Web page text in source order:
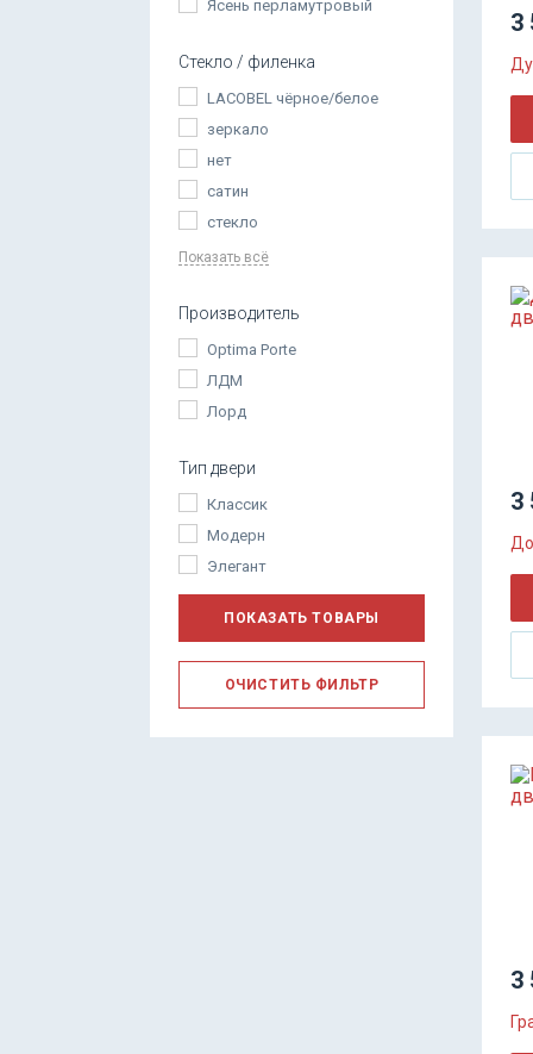
Ясень перламутровый
Стекло / филенка
LACOBEL чёрное/белое
зеркало
нет
сатин
стекло
Показать всё
Производитель
Optima Porte
ЛДМ
Лорд
Тип двери
Классик
Модерн
Элегант
ПОКАЗАТЬ ТОВАРЫ
ОЧИСТИТЬ ФИЛЬТР
3
3
3